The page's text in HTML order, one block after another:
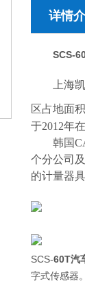
详情
SCS-
上海
区占地面积
于2012年
韩国
个分公司
的计量器
SCS-60T汽
字式传感器。